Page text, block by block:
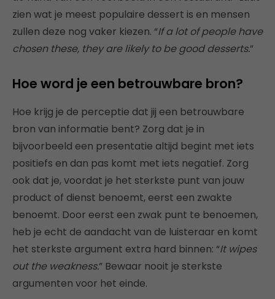
zien wat je meest populaire dessert is en mensen
zullen deze nog vaker kiezen. “If a lot of people have
chosen these, they are likely to be good desserts.”
Hoe word je een betrouwbare bron?
Hoe krijg je de perceptie dat jij een betrouwbare
bron van informatie bent? Zorg dat je in
bijvoorbeeld een presentatie altijd begint met iets
positiefs en dan pas komt met iets negatief. Zorg
ook dat je, voordat je het sterkste punt van jouw
product of dienst benoemt, eerst een zwakte
benoemt. Door eerst een zwak punt te benoemen,
heb je echt de aandacht van de luisteraar en komt
het sterkste argument extra hard binnen: “It wipes
out the weakness.” Bewaar nooit je sterkste
argumenten voor het einde.